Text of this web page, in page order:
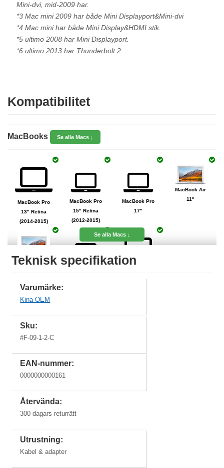
Mini-dvi, mid-2009 har.
*3 Mac mini 2009 har både Mini Displayport&Mini-dvi
*4 Mac mini har både Mini Display&HDMI stik.
*5 ultimo 2008 har Mini Displayport.
*6 ultimo 2013 har Thunderbolt 2.
Kompatibilitet
MacBooks Se alla Macs ↓
MacBook Pro
MacBook Pro
17"
MacBook Air
11"
MacBook Air
MacBook Pro
13" Retina
(2014-2015)
MacBook Pro
15" Retina
(2012-2015)
iMac 20"
Se alla Macs ↓
Teknisk specifikation
Varumärke:
Kina OEM
Sku:
#F-09-1-2-C
EAN-nummer:
0000000000161
Återvända:
300 dagars returrätt
Utrustning:
Kabel & adapter